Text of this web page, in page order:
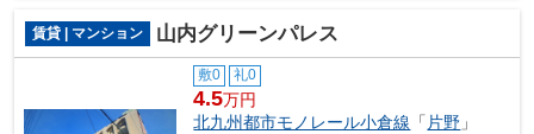
賃貸 | マンション 山内グリーンパレス
敷0 礼0
4.5万円
北九州都市モノレール小倉線 「 片野 」